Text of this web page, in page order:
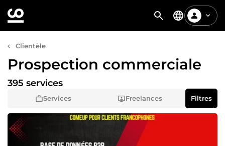
Clientèle
Prospection commerciale
Services Freelances
395 services
Filtres